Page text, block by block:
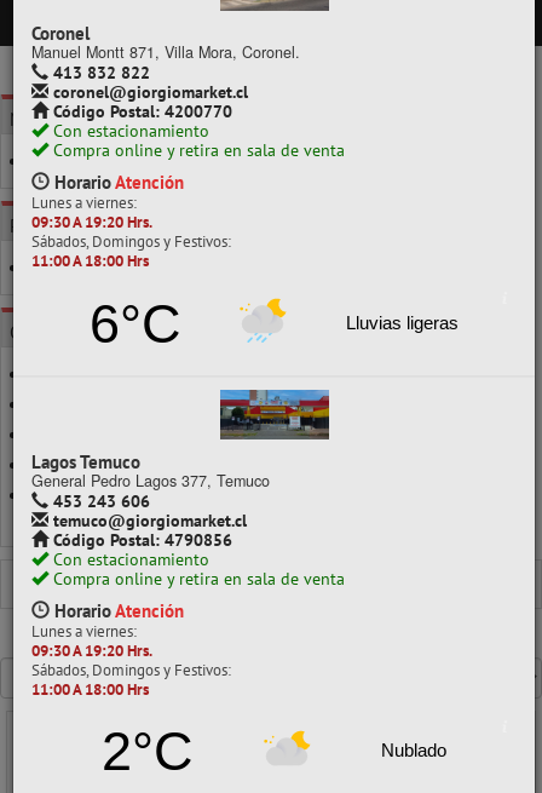
Coronel
Manuel Montt 871, Villa Mora, Coronel.
413 832 822
coronel@giorgiomarket.cl
Código Postal: 4200770
Con estacionamiento
Compra online y retira en sala de venta
HorarioAtención
Lunes a viernes:
09:30 A 19:20 Hrs.
Sábados, Domingos y Festivos:
11:00 A 18:00 Hrs
6°C Lluvias ligeras
Lagos Temuco
General Pedro Lagos 377, Temuco
453 243 606
temuco@giorgiomarket.cl
Código Postal: 4790856
Con estacionamiento
Compra online y retira en sala de venta
HorarioAtención
Lunes a viernes:
09:30 A 19:20 Hrs.
Sábados, Domingos y Festivos:
11:00 A 18:00 Hrs
2°C Nublado
PRODUCTOS
MARCA
CASIO
POR CLASE
OFICINA, ESCRITORIO Y BOLSILLO
CATEGORÍAS
CALCULADORAS CIENTIFICAS
FINANCIERA
SOBREMESA
Ver todo en Calculadoras
CALCULADORAS CALCULADORAS CIENTIFICAS
Mostrando un máximo de 40 resultados por página